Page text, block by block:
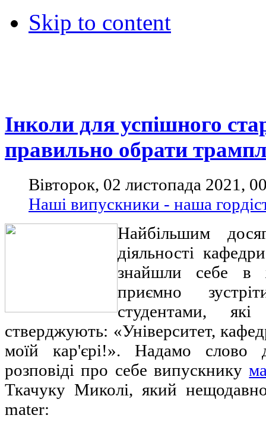
Skip to content
Інколи для успішного
правильно обрати
Вівторок, 02 листопада 2021,
Наші випускники - наша
Найбільшим
діяльності
знайшли себе в
приємно
студентами,
стверджують: «Університет,
моїй кар'єрі!». Надамо слово
розповіді про себе випускнику
Ткачуку Миколі, який
mater: